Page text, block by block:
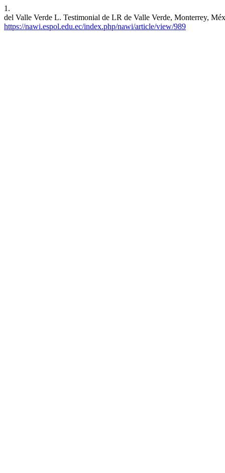
1.
del Valle Verde L. Testimonial de LR de Valle Verde, Monterrey,
https://nawi.espol.edu.ec/index.php/nawi/article/view/989